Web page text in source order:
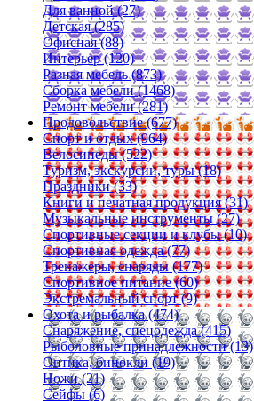
Для ванной (27)
Детская (285)
Офисная (88)
Интерьер (120)
Разная мебель (873)
Сборка мебели (1468)
Ремонт мебели (281)
Продовольствие (677)
Спорт и отдых (964)
Велосипеды (522)
Туризм, экскурсии, туры (18)
Праздники (33)
Книги и печатная продукция (31)
Музыкальные инструменты (27)
Спортивные секции и клубы (10)
Спортивная одежда (77)
Тренажеры, снаряды (177)
Спортивное питание (60)
Экстремальный спорт (9)
Охота и рыбалка (474)
Снаряжение, спецодежда (415)
Рыболовные принадлежности (13)
Оптика, бинокли (19)
Ножи (21)
Сейфы (6)